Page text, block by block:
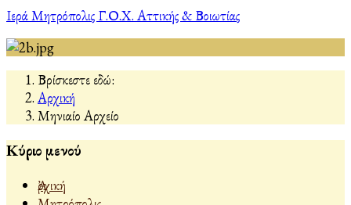
Ιερά Μητρόπολις Γ.Ο.Χ. Αττικής & Βοιωτίας
Βρίσκεστε εδώ:
Αρχική
Μηνιαίο Αρχείο
Κύριο μενού
Ἀρχική